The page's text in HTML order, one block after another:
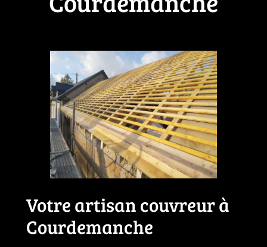
Votre artisan couvreur à
Courdemanche